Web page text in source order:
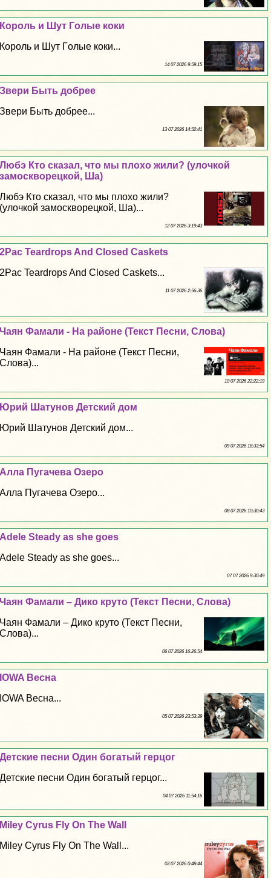
Король и Шут Гoлые коки
Король и Шут Гoлые коки...
14 07 2026 9:59:15
Звери Быть добрее
Звери Быть добрее...
13 07 2026 14:52:41
Любэ Кто сказал, что мы плохо жили? (улочкой
замоскворецкой, Ша)
Любэ Кто сказал, что мы плохо жили?
(улочкой замоскворецкой, Ша)...
12 07 2026 3:19:43
2Pac Teardrops And Closed Caskets
2Pac Teardrops And Closed Caskets...
11 07 2026 2:56:36
Чаян Фамали - На районе (Текст Песни, Слова)
Чаян Фамали - На районе (Текст Песни,
Слова)...
10 07 2026 22:22:19
Юрий Шатунов Детский дом
Юрий Шатунов Детский дом...
09 07 2026 18:33:54
Алла Пугачева Озеро
Алла Пугачева Озеро...
08 07 2026 10:30:43
Adele Steady as she goes
Adele Steady as she goes...
07 07 2026 9:30:49
Чаян Фамали – Дико круто (Текст Песни, Слова)
Чаян Фамали – Дико круто (Текст Песни,
Слова)...
06 07 2026 16:26:54
IOWA Весна
IOWA Весна...
05 07 2026 23:53:39
Детские песни Один богатый герцог
Детские песни Один богатый герцог...
04 07 2026 11:54:16
Miley Cyrus Fly On The Wall
Miley Cyrus Fly On The Wall...
03 07 2026 0:48:44